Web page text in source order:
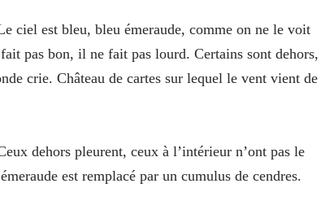
ciel est bleu, bleu émeraude, comme on ne le voit
pas bon, il ne fait pas lourd. Certains sont dehors,
crie. Château de cartes sur lequel le vent vient de
dehors pleurent, ceux à l’intérieur n’ont pas le
est remplacé par un cumulus de cendres.